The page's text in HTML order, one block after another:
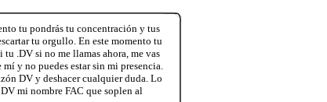
tu pondrás tu concentración y tus
tu orgullo. En este momento tu
tu .DV si no me llamas ahora, me vas
y no puedes estar sin mi presencia.
DV y deshacer cualquier duda. Lo
mi nombre FAC que soplen al